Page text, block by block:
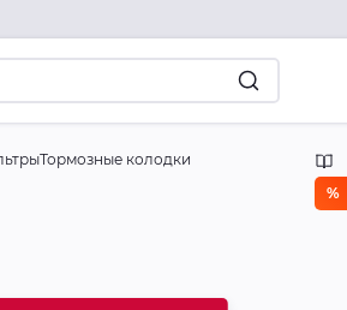
Тормозные колодки
%